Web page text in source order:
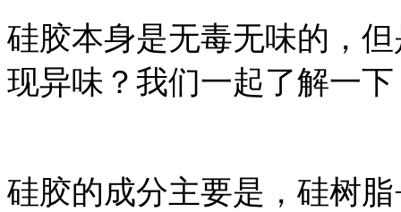
硅胶本身是无毒无味的，
现异味？我们一起了解一下
硅胶的成分主要是，硅树